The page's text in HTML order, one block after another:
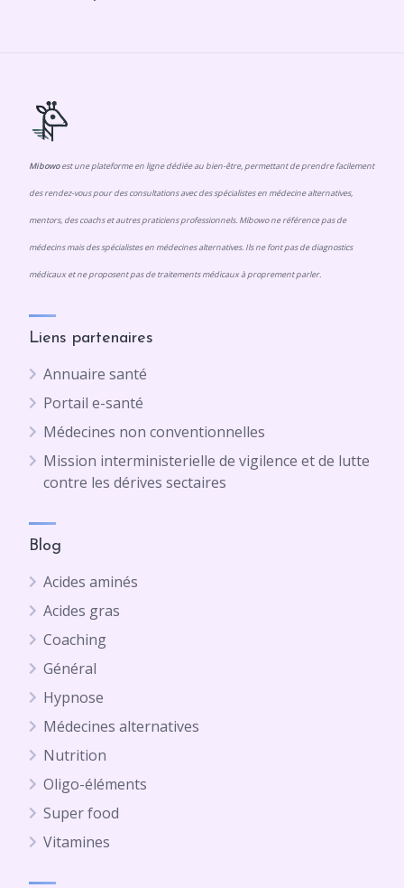
Mibowoest une plateforme en ligne dédiée au bien-être, permettant de prendre facilement
des rendez-vous pour des consultations avec des spécialistes en médecine alternatives,
mentors, des coachs et autres praticiens professionnels. Mibowo ne référence pas de
médecins mais des spécialistes en médecines alternatives. Ils ne font pas de diagnostics
médicaux et ne proposent pas de traitements médicaux à proprement parler.
Liens partenaires
Annuaire santé
Portail e-santé
Médecines non conventionnelles
Mission interministerielle de vigilence et de lutte
contre les dérives sectaires
Blog
Acides aminés
Acides gras
Coaching
Général
Hypnose
Médecines alternatives
Nutrition
Oligo-éléments
Super food
Vitamines